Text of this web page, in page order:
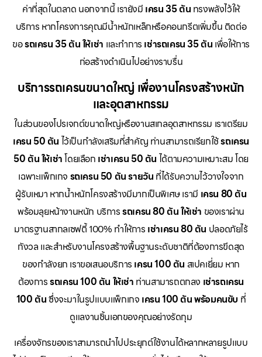
ค่าที่สุดในตลาด นอกจากนี้ เรายังมี เครน 35 ตัน ทรงพลังไว้ให้
บริการ หากโครงการคุณมีน้ำหนักเหล็กหรือคอนกรีตเพิ่มขึ้น ติดต่อ
ขอรถเครน 35 ตัน ให้เช่า และทำการ เช่ารถเครน 35 ตัน เพื่อให้การ
ก่อสร้างดำเนินไปอย่างราบรื่น
บริการรถเครนขนาดใหญ่ เพื่องานโครงสร้างหนัก
และอุตสาหกรรม
ในส่วนของโปรเจกต์ขนาดใหญ่หรืองานสเกลอุตสาหกรรม เราเตรียม
เครน 50 ตัน ไว้เป็นกำลังเสริมที่สำคัญ ท่านสามารถเรียกใช้รถเครน
50 ตัน ให้เช่าโดยเลือก เช่าเครน 50 ตัน ได้ตามความเหมาะสม โดย
เฉพาะแพ็กเกจ รถเครน 50 ตัน รายวัน ที่ได้รับความไว้วางใจจาก
ผู้รับเหมา หากน้ำหนักโครงสร้างมีมากเป็นพิเศษ เรามี เครน 80 ตัน
พร้อมลุยหน้างานหนัก บริการรถเครน 80 ตัน ให้เช่า ของเราผ่าน
มาตรฐานสากลเซฟตี้ 100% ทำให้การ เช่าเครน 80 ตัน ปลอดภัยไร้
กังวล และสำหรับงานโครงสร้างพื้นฐานระดับชาติที่ต้องการขีดสุด
ของกำลังยก เราขอเสนอบริการ เครน 100 ตัน สเปคเยี่ยม หาก
ต้องการรถเครน 100 ตัน ให้เช่า ท่านสามารถตกลง เช่ารถเครน
100 ตันซึ่งจะมาในรูปแบบแพ็กเกจ เครน 100 ตัน พร้อมคนขับ ที่
ดูแลงานชิ้นเอกของคุณอย่างรัดกุม
เครื่องจักรของเราสามารถนำไปประยุกต์ใช้งานได้หลากหลายรูปแบบ